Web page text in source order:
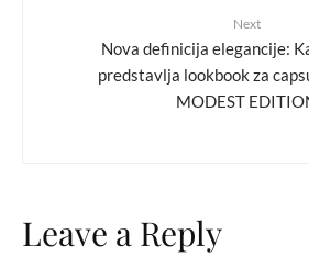
Next
Nova definicija elegancije:
predstavlja lookbook za
MODEST
Leave a Reply